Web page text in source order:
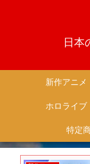
日本
新作アニメ
ホロライブ